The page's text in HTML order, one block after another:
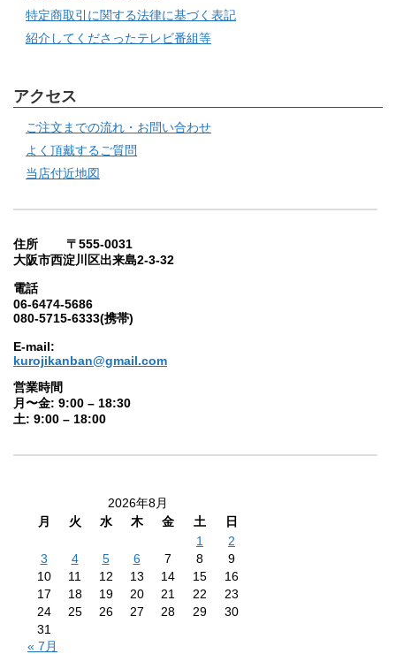
特定商取引に関する法律に基づく表記
紹介してくださったテレビ番組等
アクセス
ご注文までの流れ・お問い合わせ
よく頂戴するご質問
当店付近地図
住所 〒555-0031
大阪市西淀川区出来島2-3-32
電話
06-6474-5686
080-5715-6333(携帯)
E-mail:
kurojikanban@gmail.com
営業時間
月〜金: 9:00 – 18:30
土: 9:00 – 18:00
2026年8月
月
火 水 木 金 土
日
1
2
3
4 5 6 7 8
9
10
11 12 13 14 15
16
17
18 19 20 21 22
23
24
25 26 27 28 29
30
31
« 7月